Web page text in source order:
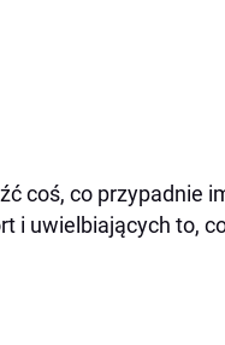
coś, co przypadnie
i uwielbiających to,